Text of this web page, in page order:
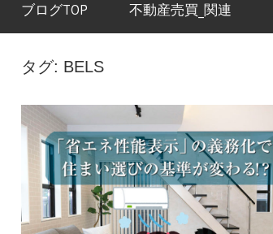
と
暮
し
に
立
つ
け
ブログTOP 不動産売買_関連
タグ: BELS